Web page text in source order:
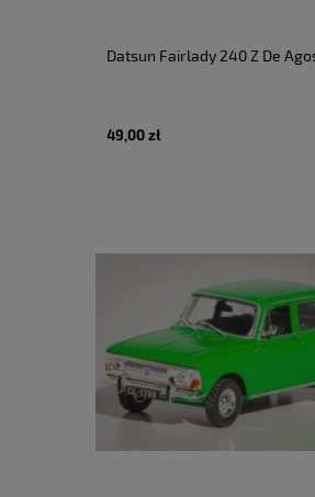
Datsun Fairlady 240 Z De
49,00 zł